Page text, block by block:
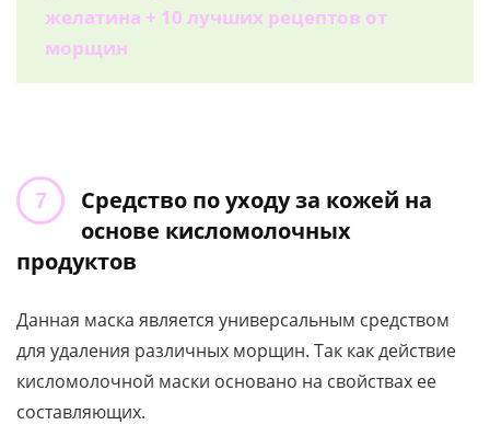
желатина + 10 лучших рецептов от
морщин
Средство по уходу за кожей на
основе кисломолочных
продуктов
Данная маска является универсальным средством
для удаления различных морщин. Так как действие
кисломолочной маски основано на свойствах ее
составляющих.